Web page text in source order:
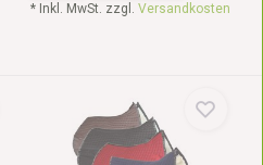
* Inkl. MwSt. zzgl. Versandkosten